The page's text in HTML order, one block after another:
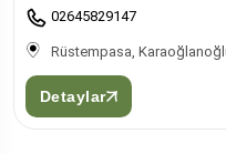
02645829147
Rüstempasa,
Detaylar